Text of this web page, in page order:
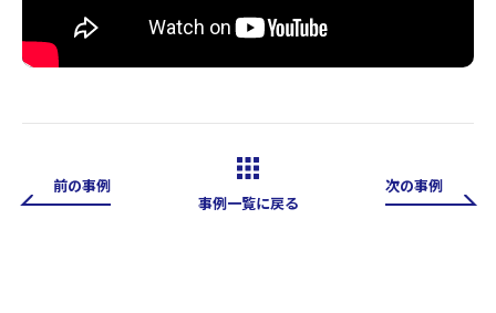
前の事例
事例一覧に戻る
次の事例